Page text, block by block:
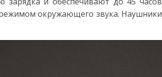
окружающего звука. Наушники